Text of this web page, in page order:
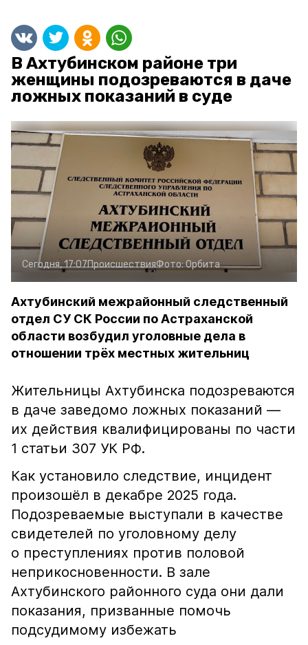
В Ахтубинском районе три
женщины подозреваются в даче
ложных показаний в суде
Сегодня, 17:07ПроисшествияФото:Орбита
Ахтубинский межрайонный следственный
отдел СУ СК России по Астраханской
области возбудил уголовные дела в
отношении трёх местных жительниц
Жительницы Ахтубинска подозреваются
в даче заведомо ложных показаний —
их действия квалифицированы по части
1 статьи 307 УК РФ.
Как установило следствие, инцидент
произошёл в декабре 2025 года.
Подозреваемые выступали в качестве
свидетелей по уголовному делу
о преступлениях против половой
неприкосновенности. В зале
Ахтубинского районного суда они дали
показания, призванные помочь
подсудимому избежать